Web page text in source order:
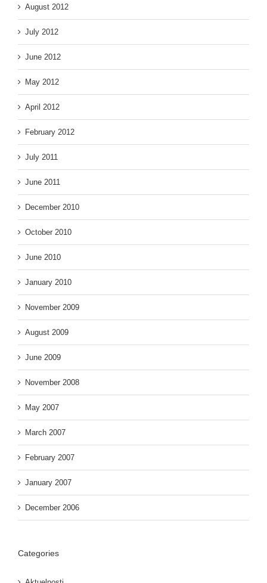
August 2012
July 2012
June 2012
May 2012
April 2012
February 2012
July 2011
June 2011
December 2010
October 2010
June 2010
January 2010
November 2009
August 2009
June 2009
November 2008
May 2007
March 2007
February 2007
January 2007
December 2006
Categories